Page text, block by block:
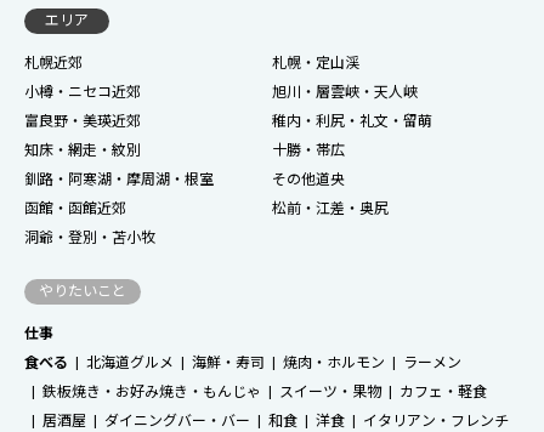
エリア
札幌近郊
札幌・定山渓
小樽・ニセコ近郊
旭川・層雲峡・天人峡
富良野・美瑛近郊
稚内・利尻・礼文・留萌
知床・網走・紋別
十勝・帯広
釧路・阿寒湖・摩周湖・根室
その他道央
函館・函館近郊
松前・江差・奥尻
洞爺・登別・苫小牧
やりたいこと
仕事
食べる
北海道グルメ 海鮮・寿司 焼肉・ホルモン
ラーメン
鉄板焼き・お好み焼き・もんじゃ
スイーツ・果物
カフェ・軽食
居酒屋
ダイニングバー・バー 和食 洋食
イタリアン・フレンチ